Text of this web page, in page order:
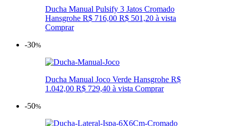
Ducha Manual Pulsify 3 Jatos Cromado
Hansgrohe R$ 716,00 R$ 501,20 à vista
Comprar
-30%
Ducha Manual Joco Verde Hansgrohe R$
1.042,00 R$ 729,40 à vista Comprar
-50%